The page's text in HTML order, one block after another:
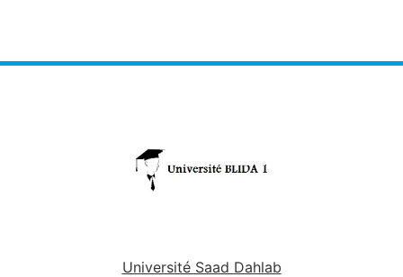
Université Saad Dahlab